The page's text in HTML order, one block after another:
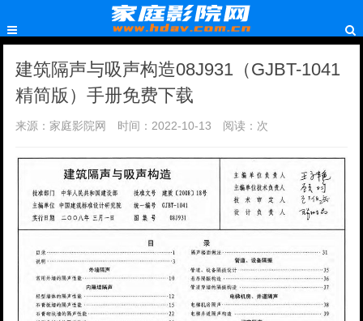
建筑隔声与吸声构造08J931（GJBT-1041
精简版）手册免费下载
来源：家庭影院网 时间：2022-10-13 阅读： 次